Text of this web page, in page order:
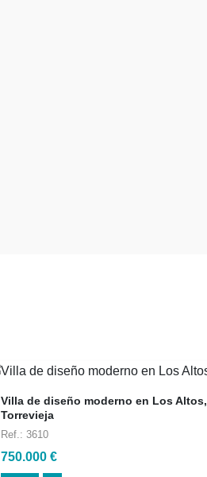
Villa de diseño moderno en Los Altos,
Torrevieja
Ref.: 3610
750.000 €